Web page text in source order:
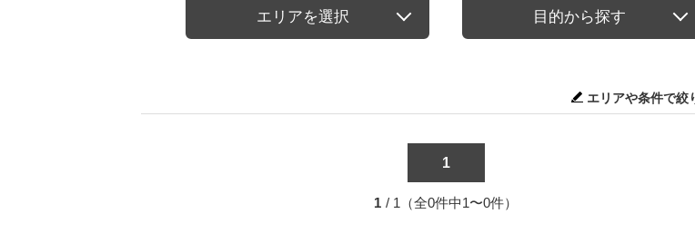
エリアを選択 目的から探す
エリアや条件で絞
1
1 / 1（全0件中1〜0件）